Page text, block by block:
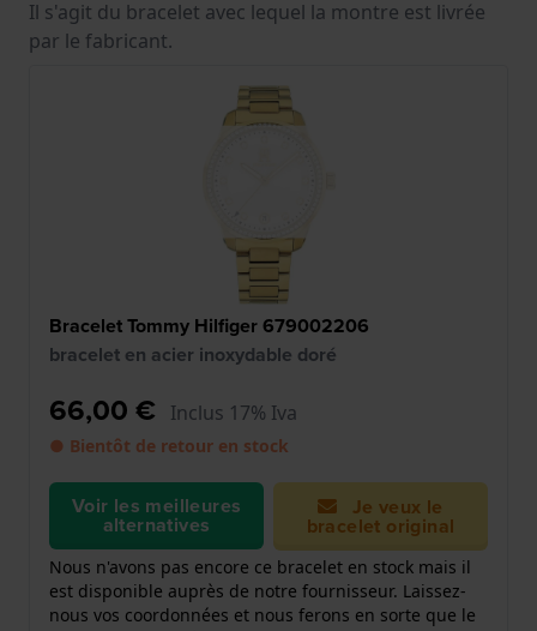
Il s'agit du bracelet avec lequel la montre est livrée
par le fabricant.
Bracelet Tommy Hilfiger 679002206
bracelet en acier inoxydable doré
66,00 € Inclus 17% Iva
● Bientôt de retour en stock
Voir les meilleures
alternatives
Je veux le
bracelet original
Nous n'avons pas encore ce bracelet en stock mais il
est disponible auprès de notre fournisseur. Laissez-
nous vos coordonnées et nous ferons en sorte que le